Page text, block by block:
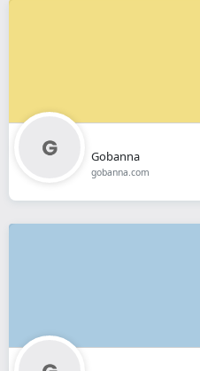
Gobanna
gobanna.com